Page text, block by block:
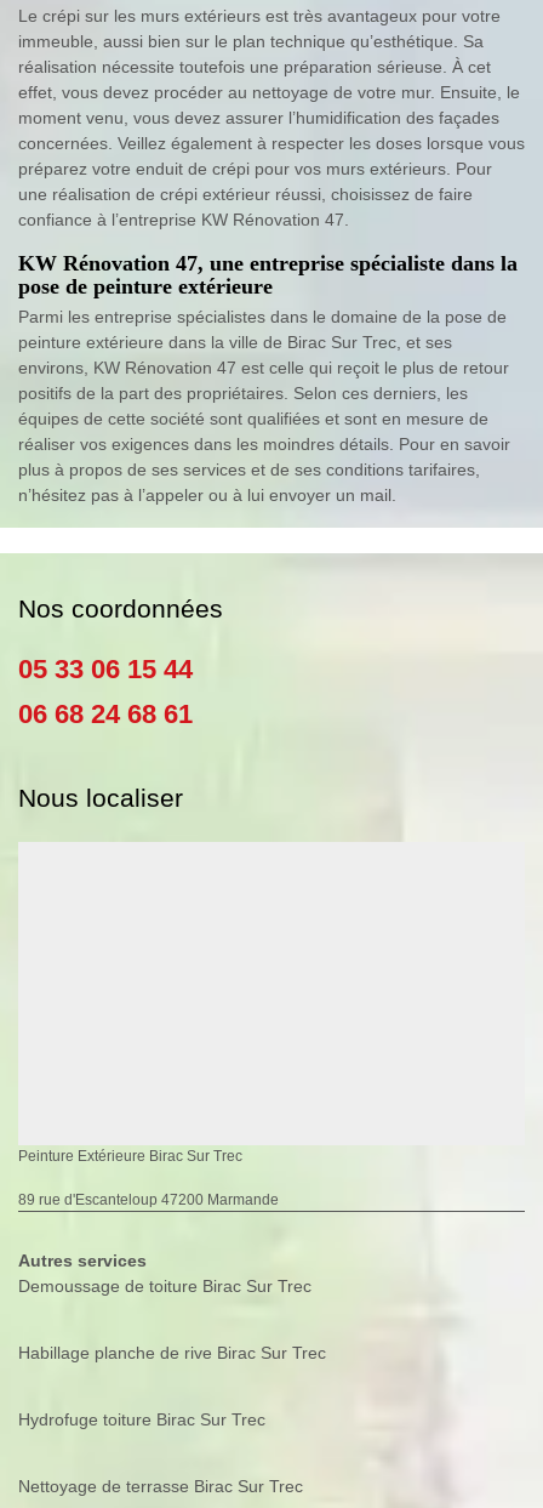
Le crépi sur les murs extérieurs est très avantageux pour votre
immeuble, aussi bien sur le plan technique qu’esthétique. Sa
réalisation nécessite toutefois une préparation sérieuse. À cet
effet, vous devez procéder au nettoyage de votre mur. Ensuite, le
moment venu, vous devez assurer l’humidification des façades
concernées. Veillez également à respecter les doses lorsque vous
préparez votre enduit de crépi pour vos murs extérieurs. Pour
une réalisation de crépi extérieur réussi, choisissez de faire
confiance à l’entreprise KW Rénovation 47.
KW Rénovation 47, une entreprise spécialiste dans la
pose de peinture extérieure
Parmi les entreprise spécialistes dans le domaine de la pose de
peinture extérieure dans la ville de Birac Sur Trec, et ses
environs, KW Rénovation 47 est celle qui reçoit le plus de retour
positifs de la part des propriétaires. Selon ces derniers, les
équipes de cette société sont qualifiées et sont en mesure de
réaliser vos exigences dans les moindres détails. Pour en savoir
plus à propos de ses services et de ses conditions tarifaires,
n’hésitez pas à l’appeler ou à lui envoyer un mail.
Nos coordonnées
05 33 06 15 44
06 68 24 68 61
Nous localiser
Peinture Extérieure Birac Sur Trec
89 rue d'Escanteloup 47200 Marmande
Autres services
Demoussage de toiture Birac Sur Trec
Habillage planche de rive Birac Sur Trec
Hydrofuge toiture Birac Sur Trec
Nettoyage de terrasse Birac Sur Trec